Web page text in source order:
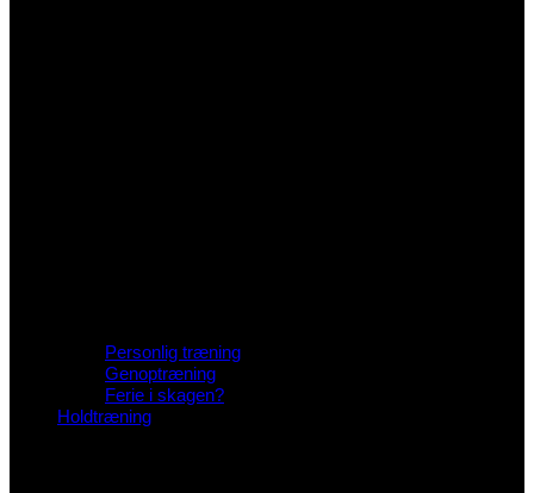
Personlig træning
Genoptræning
Ferie i skagen?
Holdtræning